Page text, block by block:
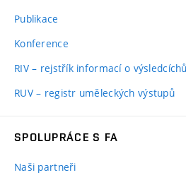
Publikace
Konference
RIV – rejstřík informací o výsledcíchů
RUV – registr uměleckých výstupů
SPOLUPRÁCE S FA
Naši partneři